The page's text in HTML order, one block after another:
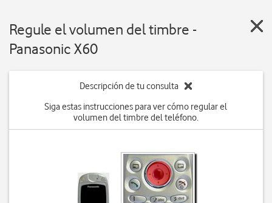
Regule el volumen del timbre -
Panasonic X60
Descripción de tu consulta
Siga estas instrucciones para ver cómo regular el
volumen del timbre del teléfono.